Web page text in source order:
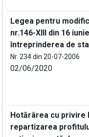
Legea pentru
nr.146-XIII din 16
întreprinderea de
Nr. 234 din 20-07-2006
02/06/2020
Hotărârea cu privire
repartizarea